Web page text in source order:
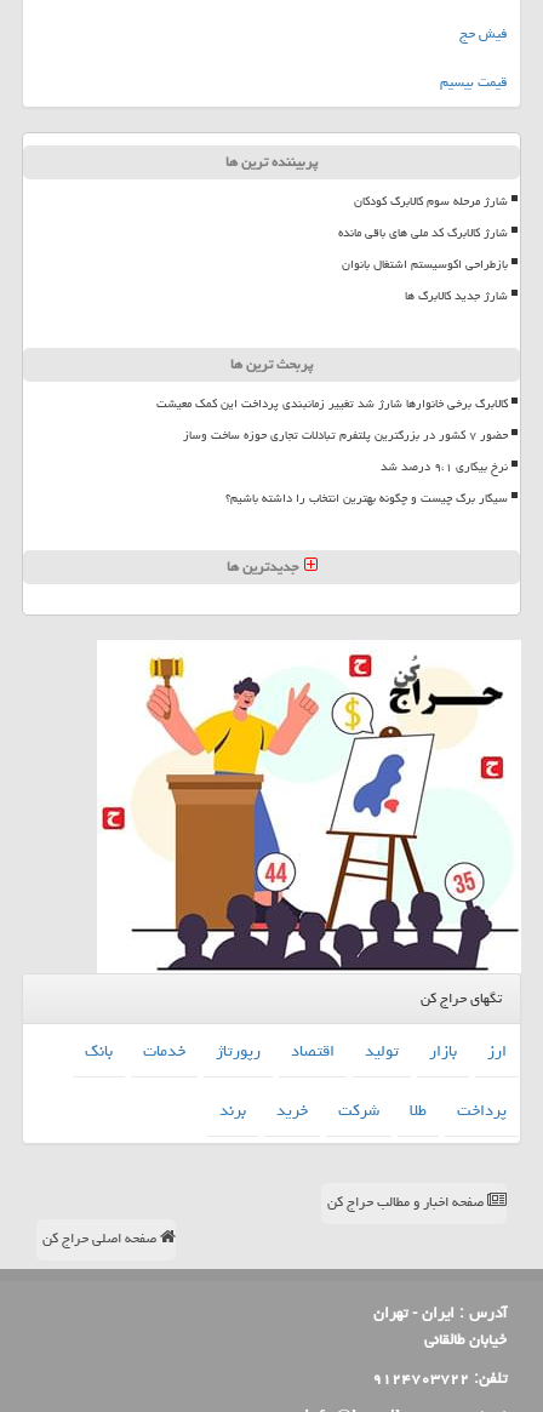
فیش حج
قیمت بیسیم
پربیننده ترین ها
شارژ مرحله سوم کالابرگ کودکان
شارژ کالابرگ کد ملی های باقی مانده
بازطراحی اکوسیستم اشتغال بانوان
شارژ جدید کالابرگ ها
پربحث ترین ها
کالابرگ برخی خانوارها شارژ شد تغییر زمانبندی پرداخت این کمک معیشت
حضور ۷ کشور در بزرگترین پلتفرم تبادلات تجاری حوزه ساخت وساز
نرخ بیکاری ۹،۱ درصد شد
سیگار برگ چیست و چگونه بهترین انتخاب را داشته باشیم؟
جدیدترین ها
تگهای حراج کن
ارز بازار تولید اقتصاد رپورتاژ خدمات
بانك
پرداخت
طلا شركت خرید برند
صفحه اخبار و مطالب حراج کن
صفحه اصلی حراج کن
آدرس : ایران - تهران
خیابان طالقانی
تلفن: ۹۱۲۴۷۰۳۷۲۲